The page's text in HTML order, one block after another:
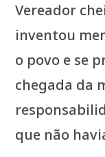
Vereador
inventou
o povo e se
chegada da
que não